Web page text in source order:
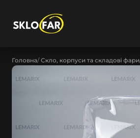
Головна Скло, корпуси та складові фари